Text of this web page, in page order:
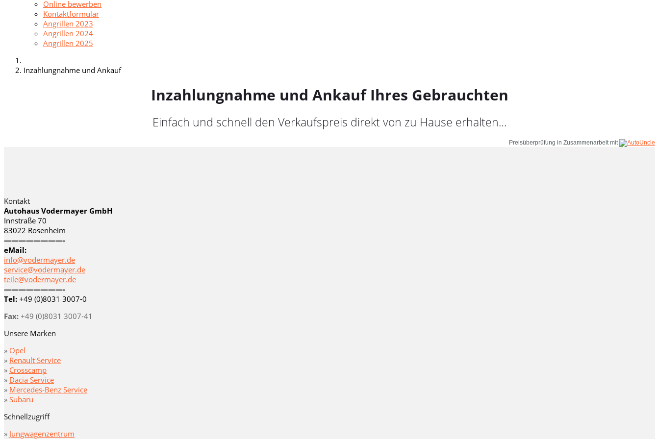
Online bewerben
Kontaktformular
Angrillen 2023
Angrillen 2024
Angrillen 2025
Inzahlungnahme und Ankauf
Inzahlungnahme und Ankauf Ihres Gebrauchten
Einfach und schnell den Verkaufspreis direkt von zu Hause erhalten…
Preisüberprüfung in Zusammenarbeit mit
Kontakt
Autohaus Vodermayer GmbH
Innstraße 70
83022 Rosenheim
————————-
eMail:
info@vodermayer.de
service@vodermayer.de
teile@vodermayer.de
————————-
Tel: +49 (0)8031 3007-0
Fax: +49 (0)8031 3007-41
Unsere Marken
» Opel
» Renault Service
» Crosscamp
» Dacia Service
» Mercedes-Benz Service
» Subaru
Schnellzugriff
» Jungwagenzentrum